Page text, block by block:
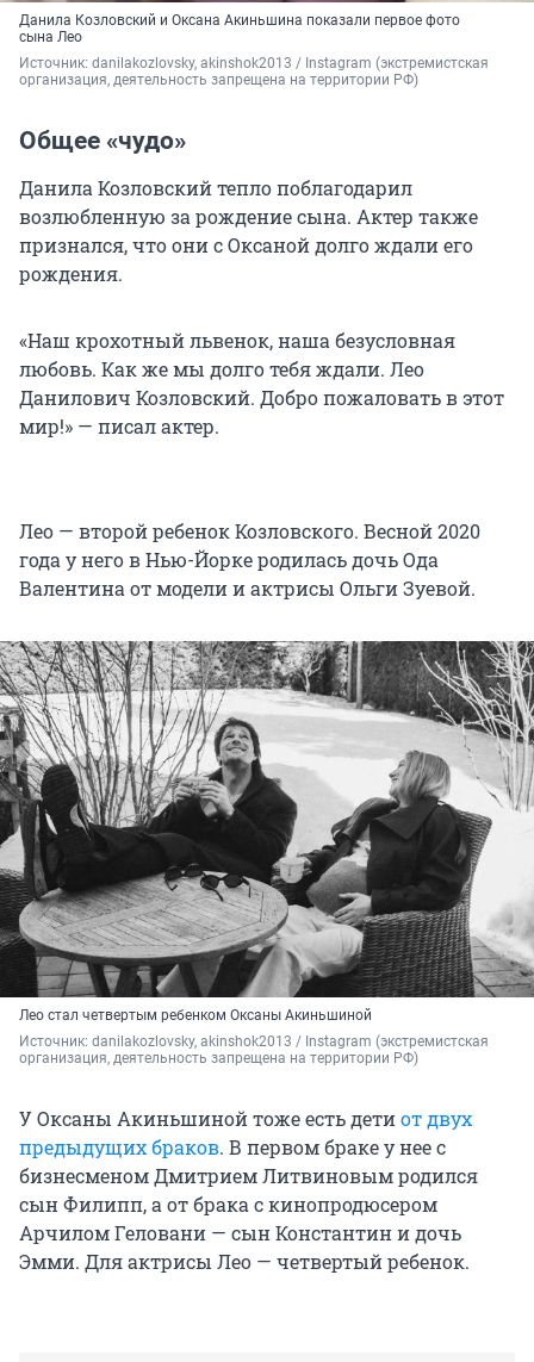
Данила Козловский и Оксана Акиньшина показали первое фото
сына Лео
Источник: danilakozlovsky, akinshok2013 / Instagram (экстремистская
организация, деятельность запрещена на территории РФ)
Общее «чудо»
Данила Козловский тепло поблагодарил
возлюбленную за рождение сына. Актер также
признался, что они с Оксаной долго ждали его
рождения.
«Наш крохотный львенок, наша безусловная
любовь. Как же мы долго тебя ждали. Лео
Данилович Козловский. Добро пожаловать в этот
мир!» — писал актер.
Лео — второй ребенок Козловского. Весной 2020
года у него в Нью-Йорке родилась дочь Ода
Валентина от модели и актрисы Ольги Зуевой.
Лео стал четвертым ребенком Оксаны Акиньшиной
Источник: danilakozlovsky, akinshok2013 / Instagram (экстремистская
организация, деятельность запрещена на территории РФ)
У Оксаны Акиньшиной тоже есть детиот двух
предыдущих браков. В первом браке у нее с
бизнесменом Дмитрием Литвиновым родился
сын Филипп, а от брака с кинопродюсером
Арчилом Геловани — сын Константин и дочь
Эмми. Для актрисы Лео — четвертый ребенок.